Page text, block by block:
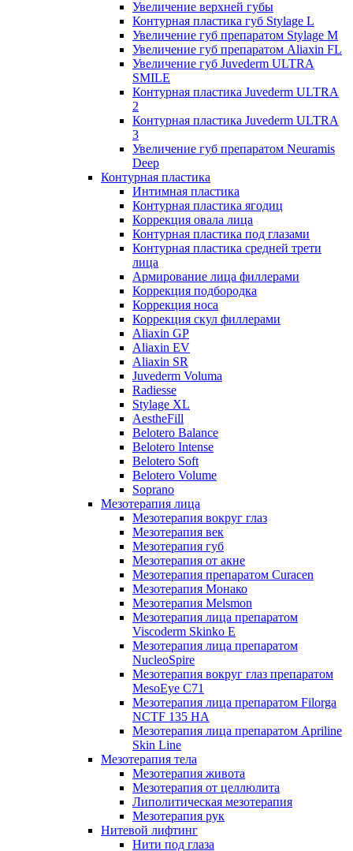
Увеличение верхней губы
Контурная пластика губ Stylage L
Увеличение губ препаратом Stylage M
Увеличение губ препаратом Aliaxin FL
Увеличение губ Juvederm ULTRA
SMILE
Контурная пластика Juvederm ULTRA
2
Контурная пластика Juvederm ULTRA
3
Увеличение губ препаратом Neuramis
Deep
Контурная пластика
Интимная пластика
Контурная пластика ягодиц
Коррекция овала лица
Контурная пластика под глазами
Контурная пластика средней трети
лица
Армирование лица филлерами
Коррекция подбородка
Коррекция носа
Коррекция скул филлерами
Aliaxin GP
Aliaxin EV
Aliaxin SR
Juvederm Voluma
Radiesse
Stylage XL
AestheFill
Belotero Balance
Belotero Intense
Belotero Soft
Belotero Volume
Soprano
Мезотерапия лица
Мезотерапия вокруг глаз
Мезотерапия век
Мезотерапия губ
Мезотерапия от акне
Мезотерапия препаратом Curacen
Мезотерапия Монако
Мезотерапия Melsmon
Мезотерапия лица препаратом
Viscoderm Skinko E
Мезотерапия лица препаратом
NucleoSpire
Мезотерапия вокруг глаз препаратом
MesoEye С71
Мезотерапия лица препаратом Filorga
NCTF 135 HA
Мезотерапия лица препаратом Apriline
Skin Line
Мезотерапия тела
Мезотерапия живота
Мезотерапия от целлюлита
Липолитическая мезотерапия
Мезотерапия рук
Нитевой лифтинг
Нити под глаза